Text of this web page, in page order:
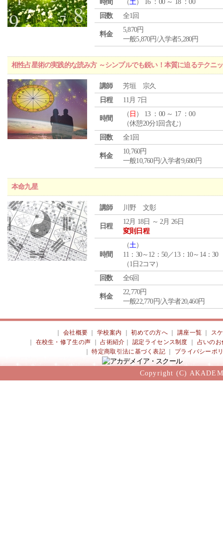
時間 （土） 16 ：00 ～ 18 ：00
回数
全1回
料金
5,870円
一般5,870円/入学者5,280円
相性占星術の実践的な読み方 ～シンプルでも鋭い！本質に迫るテクニ
講師
芳垣 宗久
日程
11月 7日
時間
（ 日 ） 13 ：00 ～ 17 ：00
（休憩20分1回含む）
回数
全1回
料金
10,760円
一般10,760円/入学者9,680円
本命九星
講師 川野 文彰
日程
12月 18日 ～ 2月 26日
変則日程
時間
（土）
11：30～12：50／13：10～14：30
（1日2コマ）
回数
全6回
料金
22,770円
一般22,770円/入学者20,460円
会社概要 ｜学校案内 ｜初めての方へ 講座一覧
ス
在校生・修了生の声 ｜占術紹介 ｜認定ライセンス制度
占いのお
｜特定商取引法に基づく表記 プライバシーポ
Copyright (C)